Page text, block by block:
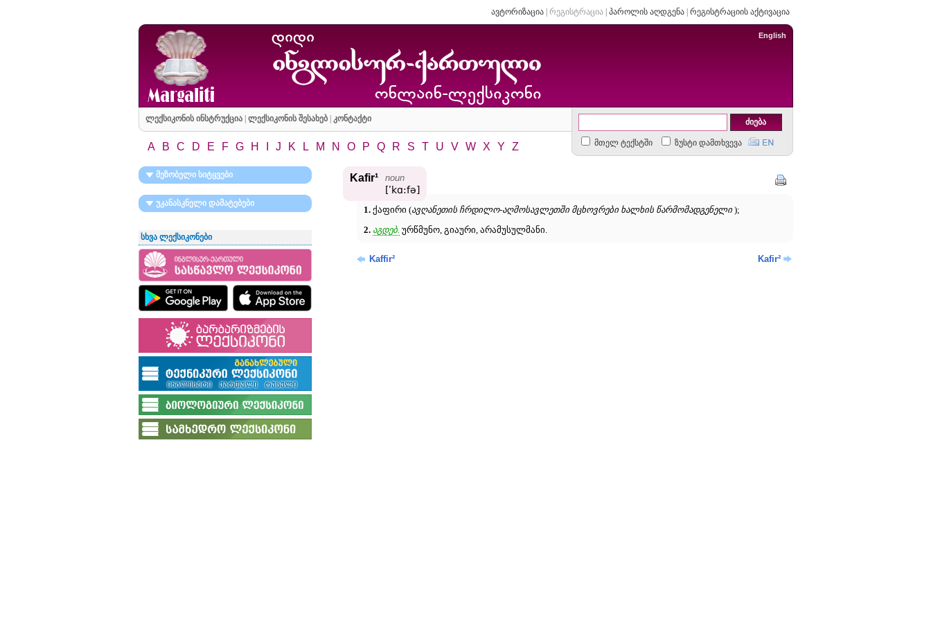
ავტორიზაცია| რეგისტრაცია| პაროლის აღდგენა| რეგისტრაციის აქტივაცია
English
ლექსიკონის ინსტრუქცია| ლექსიკონის შესახებ| კონტაქტი
მთელ ტექსტში ზუსტი დამთხვევა
A B C D E F G H J K L M N O P Q R S T U V W X Y Z
მეზობელი სიტყვები
უკანასკნელი დამატებები
სხვა ლექსიკონები
Kafir¹ noun
[ʹkɑ:fə]
1.ქაფირი (ავღანეთის ჩრდილო-აღმოსავლეთში მცხოვრები ხალხის წარმომადგენელი );
2. აგდებ. ურწმუნო, გიაური, არამუსულმანი.
Kaffir² Kafir²